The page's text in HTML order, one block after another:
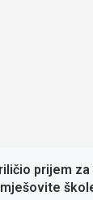
prijem